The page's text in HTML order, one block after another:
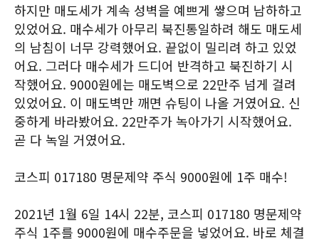
하지만 매도세가 계속 성벽을 예쁘게 쌓으며 남하하고
있었어요. 매수세가 아무리 북진통일하려 해도 매도세
의 남침이 너무 강력했어요. 끝없이 밀리려 하고 있었
어요. 그러다 매수세가 드디어 반격하고 북진하기 시
작했어요. 9000원에는 매도벽으로 22만주 넘게 걸려
있었어요. 이 매도벽만 깨면 슈팅이 나올 거였어요. 신
중하게 바라봤어요. 22만주가 녹아가기 시작했어요.
곧 다 녹일 거였어요.
코스피 017180 명문제약 주식 9000원에 1주 매수!
2021년 1월 6일 14시 22분, 코스피 017180 명문제약
주식 1주를 9000원에 매수주문을 넣었어요. 바로 체결